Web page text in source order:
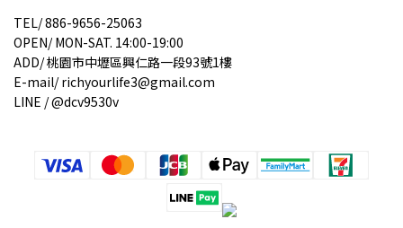
TEL/886-9656-25063
OPEN/ MON-SAT. 14:00-19:00
ADD/桃園市中壢區興仁路一段93號1樓
E-mail/richyourlife3@gmail.com
LINE / @dcv9530v